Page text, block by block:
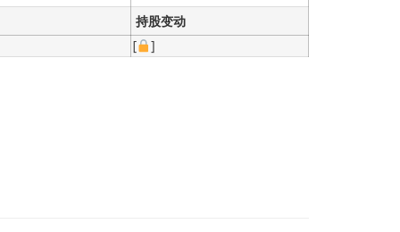
持股变动
[
]